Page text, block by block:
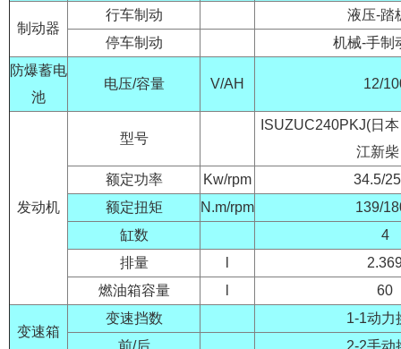
制动器
行车制动
液压-踏
停车制动
机械-手制
防爆蓄电
池
电压/容量 V/AH 12/
发动机
型号
ISUZUC240PKJ(日
江新
额定功率
Kw/rpm
34.5/
额定扭矩
N.m/rpm
139/
缸数
4
排量
燃油箱容量
60
变速箱
变速挡数
1-1动力
前/后
2-2手动